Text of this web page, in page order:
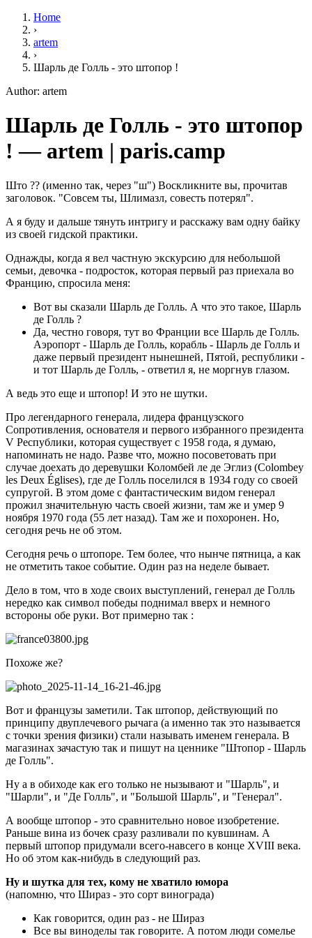
Home
›
artem
›
Шарль де Голль - это штопор !
Author: artem
Шарль де Голль - это штопор
! — artem | paris.camp
Што ?? (именно так, через "ш") Воскликните вы, прочитав
заголовок. "Совсем ты, Шлимазл, совесть потерял".
А я буду и дальше тянуть интригу и расскажу вам одну байку
из своей гидской практики.
Однажды, когда я вел частную экскурсию для небольшой
семьи, девочка - подросток, которая первый раз приехала во
Францию, спросила меня:
Вот вы сказали Шарль де Голль. А что это такое, Шарль
де Голль ?
Да, честно говоря, тут во Франции все Шарль де Голль.
Аэропорт - Шарль де Голль, корабль - Шарль де Голль и
даже первый президент нынешней, Пятой, республики -
и тот Шарль де Голль, - ответил я, не моргнув глазом.
А ведь это еще и штопор! И это не шутки.
Про легендарного генерала, лидера французского
Сопротивления, основателя и первого избранного президента
V Республики, которая существует с 1958 года, я думаю,
напоминать не надо. Разве что, можно посоветовать при
случае доехать до деревушки Коломбей ле де Эглиз (Colombey
les Deux Églises), где де Голль поселился в 1934 году со своей
супругой. В этом доме с фантастическим видом генерал
прожил значительную часть своей жизни, там же и умер 9
ноября 1970 года (55 лет назад). Там же и похоронен. Но,
сегодня речь не об этом.
Сегодня речь о штопоре. Тем более, что нынче пятница, а как
не отметить такое событие. Один раз на неделе бывает.
Дело в том, что в ходе своих выступлений, генерал де Голль
нередко как символ победы поднимал вверх и немного
встороны обе руки. Вот примерно так :
Похоже же?
Вот и французы заметили. Так штопор, действующий по
принципу двуплечевого рычага (а именно так это называется
с точки зрения физики) стали называть именем генерала. В
магазинах зачастую так и пишут на ценнике "Штопор - Шарль
де Голль".
Ну а в обиходе как его только не нызывают и "Шарль", и
"Шарли", и "Де Голль", и "Большой Шарль", и "Генерал".
А вообще штопор - это сравнительно новое изобретение.
Раньше вина из бочек сразу разливали по кувшинам. А
первый штопор придумали всего-навсего в конце XVIII века.
Но об этом как-нибудь в следующий раз.
Ну и шутка для тех, кому не хватило юмора
(напомню, что Шираз - это сорт винограда)
Как говорится, один раз - не Шираз
Все вы виноделы так говорите. А потом люди сомелье